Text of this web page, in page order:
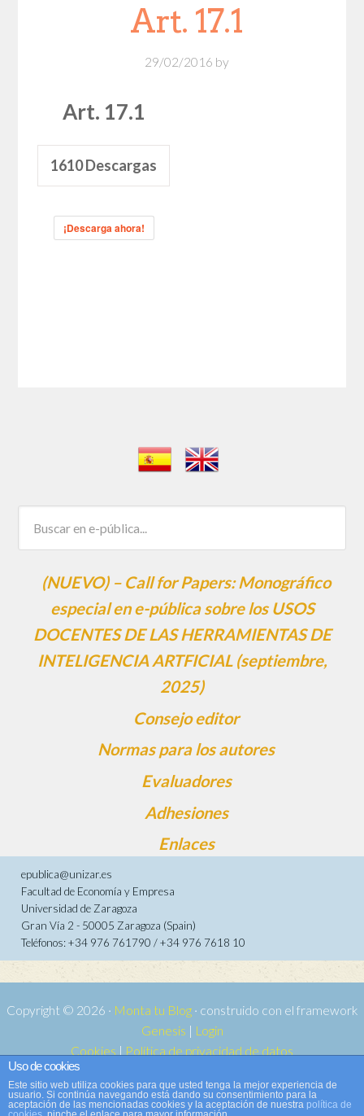
Art. 17.1
29/02/2016 by
Art. 17.1
1610Descargas
¡Descarga ahora!
(NUEVO) – Call for Papers: Monográfico
especial en e-pública sobre los USOS
DOCENTES DE LAS HERRAMIENTAS DE
INTELIGENCIA ARTFICIAL (septiembre,
2025)
Consejo editor
Normas para los autores
Evaluadores
Adhesiones
Enlaces
epublica@unizar.es
Facultad de Economía y Empresa
Universidad de Zaragoza
Gran Vía 2 - 50005 Zaragoza (Spain)
Teléfonos: +34 976 761790 / +34 976 7618 10
Copyright © 2026 · Monta tu Blog· construido con el framework
Genesis | Login
Cookies | Política de privacidad de datos
Copyright © 2026 ·
WordPress·Acceder
Uso de cookies
Este sitio web utiliza cookies para que usted tenga la mejor experiencia de
usuario. Si continúa navegando está dando su consentimiento para la
aceptación de las mencionadas cookies y la aceptación de nuestra política de